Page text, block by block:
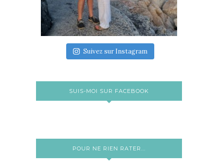
Suivez sur Instagram
SUIS-MOI SUR FACEBOOK
POUR NE RIEN RATER...